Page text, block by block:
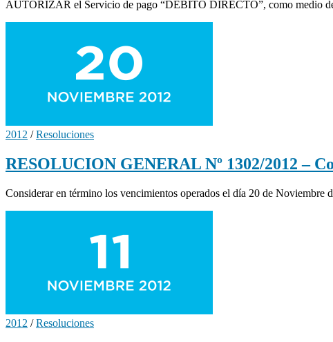
AUTORIZAR el Servicio de pago “DEBITO DIRECTO”, como medio de
2012 /Resoluciones
RESOLUCION GENERAL Nº 1302/2012 –
Considerar en término los vencimientos operados el día 20 de Noviembre
2012 /Resoluciones